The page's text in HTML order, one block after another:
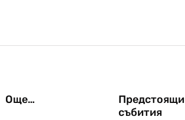
Още…
Предстоящи
събития